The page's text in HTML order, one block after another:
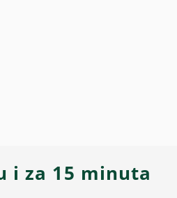
i za 15 minuta